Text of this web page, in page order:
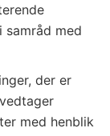
samråd med
der er
med henblik